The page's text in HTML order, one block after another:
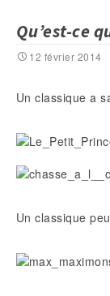
Qu’est-ce
12 février 2014
Un classique a
Un classique